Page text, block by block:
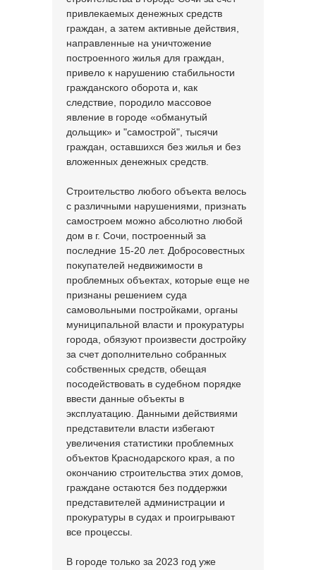
привлекаемых денежных средств
граждан, а затем активные действия,
направленные на уничтожение
построенного жилья для граждан,
привело к нарушению стабильности
гражданского оборота и, как
следствие, породило массовое
явление в городе «обманутый
дольщик» и "самострой", тысячи
граждан, оставшихся без жилья и без
вложенных денежных средств.
Строительство любого объекта велось
с различными нарушениями, признать
самостроем можно абсолютно любой
дом в г. Сочи, построенный за
последние 15-20 лет. Добросовестных
покупателей недвижимости в
проблемных объектах, которые еще не
признаны решением суда
самовольными постройками, органы
муниципальной власти и прокуратуры
города, обязуют произвести достройку
за счет дополнительно собранных
собственных средств, обещая
посодействовать в судебном порядке
ввести данные объекты в
эксплуатацию. Данными действиями
представители власти избегают
увеличения статистики проблемных
объектов Краснодарского края, а по
окончанию строительства этих домов,
граждане остаются без поддержки
представителей администрации и
прокуратуры в судах и проигрывают
все процессы.
В городе только за 2023 год уже